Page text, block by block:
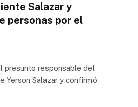
Salazar y
personas por el
presunto responsable del
Yerson Salazar y confirmó